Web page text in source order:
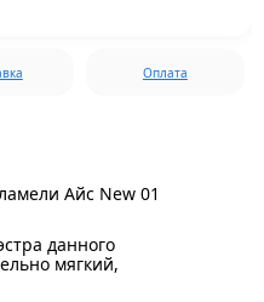
Оплата
Айс New 01
данного
мягкий,